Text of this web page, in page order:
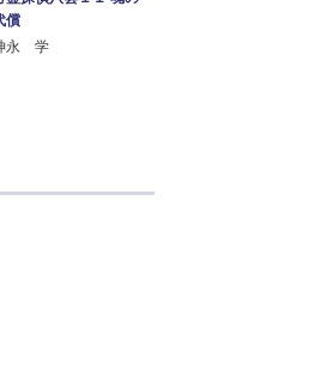
償
永 学